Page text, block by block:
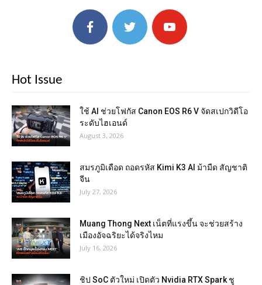
Hot Issue
ใช้ AI ช่วยโฟกัส Canon EOS R6 V จัดสเปกวิดีโอ
ระดับไฮเอนด์
August 3, 2026
สมรภูมิเดือด ถอดรหัส Kimi K3 AI ม้ามืด สัญชาติ
จีน
July 27, 2026
Muang Thong Next เน็ตที่แรงขึ้น จะช่วยสร้าง
เมืองอัจฉริยะได้จริงไหม
July 16, 2026
ชิป SoC ตัวใหม่ เปิดตัว Nvidia RTX Spark ชู